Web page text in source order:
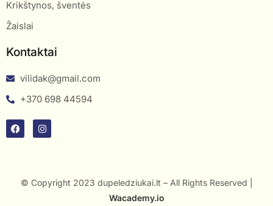
Krikštynos, šventės
Žaislai
Kontaktai
vilidak@gmail.com
+370 698 44594
© Copyright 2023 dupeledziukai.lt – All Rights Reserved |
Wacademy.io